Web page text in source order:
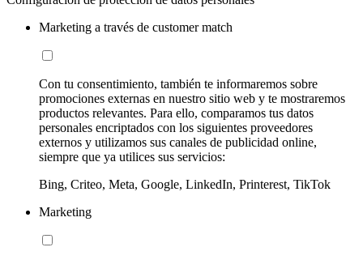
Marketing a través de customer match
Con tu consentimiento, también te informaremos sobre
promociones externas en nuestro sitio web y te mostraremos
productos relevantes. Para ello, comparamos tus datos
personales encriptados con los siguientes proveedores
externos y utilizamos sus canales de publicidad online,
siempre que ya utilices sus servicios:
Bing, Criteo, Meta, Google, LinkedIn, Printerest, TikTok
Marketing